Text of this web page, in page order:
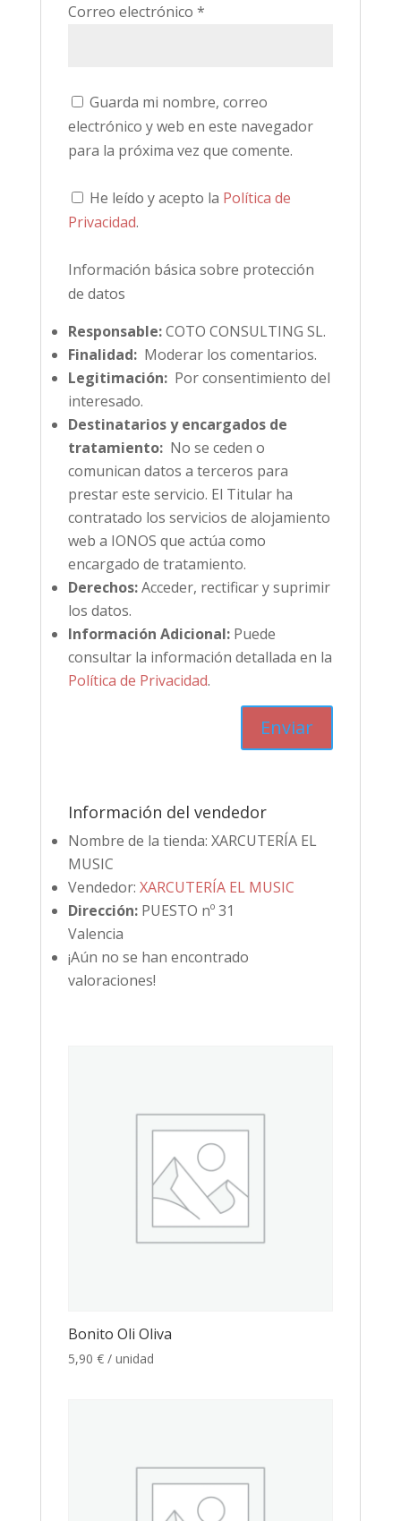
Correo electrónico *
Guarda mi nombre, correo
electrónico y web en este navegador
para la próxima vez que comente.
He leído y acepto la Política de
Privacidad.
Información básica sobre protección
de datos
Responsable:COTO CONSULTING SL.
Finalidad:Moderar los comentarios.
Legitimación:Por consentimiento del
interesado.
Destinatarios y encargados de
tratamiento:No se ceden o
comunican datos a terceros para
prestar este servicio. El Titular ha
contratado los servicios de alojamiento
web a IONOS que actúa como
encargado de tratamiento.
Derechos:Acceder, rectificar y suprimir
los datos.
Información Adicional:Puede
consultar la información detallada en la
Política de Privacidad.
Información del vendedor
Nombre de la tienda: XARCUTERÍA EL
MUSIC
Vendedor: XARCUTERÍA EL MUSIC
Dirección: PUESTO nº 31
Valencia
¡Aún no se han encontrado
valoraciones!
Bonito Oli Oliva
5,90 € / unidad